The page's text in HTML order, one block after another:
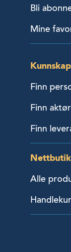
Bli
Mine
Finn
Finn aktør
Finn
Alle